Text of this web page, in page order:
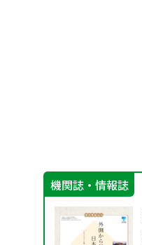
機関誌・情報誌